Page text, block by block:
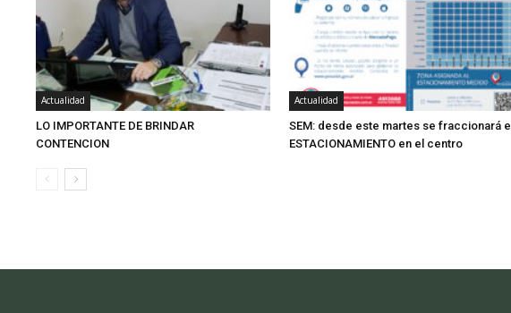
Actualidad
LO IMPORTANTE DE BRINDAR
CONTENCION
Actualidad
SEM: desde este martes se fraccionará el
ESTACIONAMIENTO en el centro